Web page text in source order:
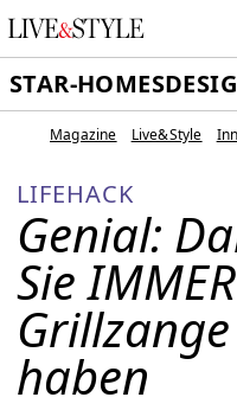
STAR-HOMES
Magazine Live&Style
LIFEHACK
Genial:
Sie
haben